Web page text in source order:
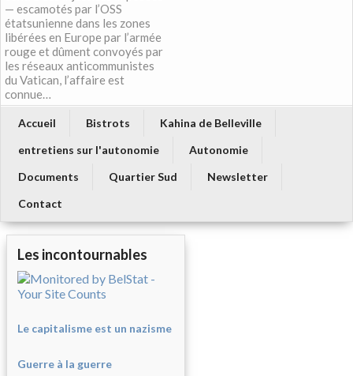
— escamotés par l’OSS
étatsunienne dans les zones
libérées en Europe par l’armée
rouge et dûment convoyés par
les réseaux anticommunistes
du Vatican, l’affaire est
connue…
Accueil Bistrots
Kahina de Belleville
entretiens sur l'autonomie
Autonomie
Documents
Quartier Sud
Newsletter
Contact
Les incontournables
Le capitalisme est un nazisme
Guerre à la guerre